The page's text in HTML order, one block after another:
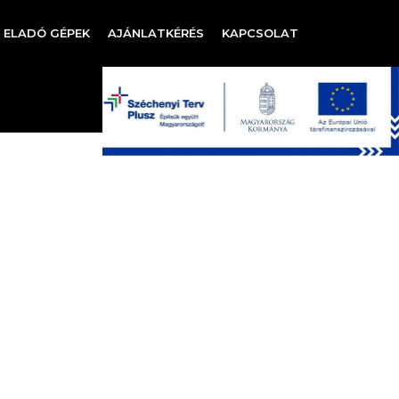
ELADÓ GÉPEK AJÁNLATKÉRÉS KAPCSOLAT